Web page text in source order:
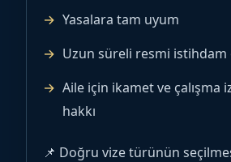
Yasalara tam uyum
Uzun süreli resmi istihdam
Aile için ikamet ve çalışma
hakkı
📌 Doğru vize türünün